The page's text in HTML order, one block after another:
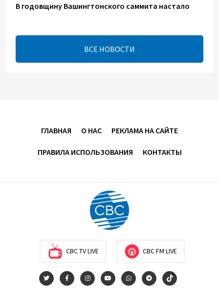
В годовщину Вашингтонского саммита настало
Минфин Азербайджана отчитался о работе,
проделанной в I полугодии
7 августа 2026
PASHA Holding продолжает успешную реализацию
проекта «Fərqindəlik», который был запущен в 2025
Azercell представляет годовую подписку на сервис
«ZengimCELL»
7 августа 2026
ВСЕ НОВОСТИ
ГЛАВНАЯ О НАС РЕКЛАМА НА САЙТЕ
ПРАВИЛА ИСПОЛЬЗОВАНИЯ КОНТАКТЫ
CBC TV LIVE CBC FM LIVE